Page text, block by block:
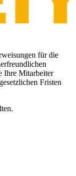
für die
Ihre Mitarbeiter
Fristen